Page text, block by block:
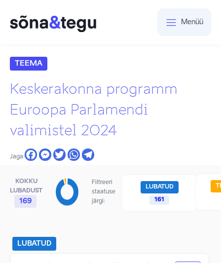
Menüü
TEEMA
Keskerakonna programm
Euroopa Parlamendi
valimistel 2024
Jaga:
KOKKU
LUBADUST
169
Filtreeri
staatuse
järgi:
LUBATUD
161
LUBATUD